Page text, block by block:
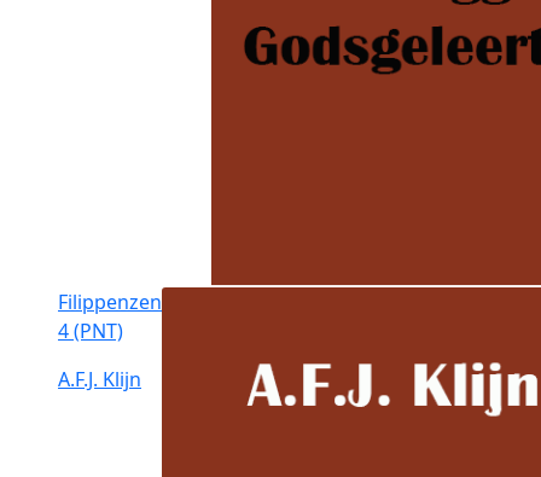
Filippenzen
4 (PNT)
A.F.J. Klijn